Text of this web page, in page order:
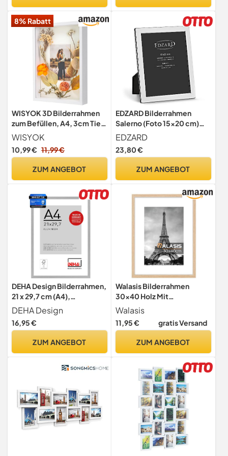
8% Rabatt
WISYOK 3D Bilderrahmen
zum Befüllen, A4, 3cm Tief,
Weiß, 31×22cm
WISYOK
10,99 € 11,99 €
ZUM ANGEBOT
EDZARD Bilderrahmen
Salerno (Foto 15x20 cm)
versilbert anlaufgeschützt
EDZARD
23,80 €
ZUM ANGEBOT
DEHA Design Bilderrahmen,
21 x 29,7 cm (A4),
Aluminium, Silber matt,
Dokumentenrahmen zum
Aufhängen im Hoch- &
Kunstglas, Tribeca
DEHA Design
16,95 €
ZUM ANGEBOT
Walasis Bilderrahmen
30x40 Holz Mit
Passepartout Foto Rahmen
Walasis
11,95 € gratis Versand
ZUM ANGEBOT